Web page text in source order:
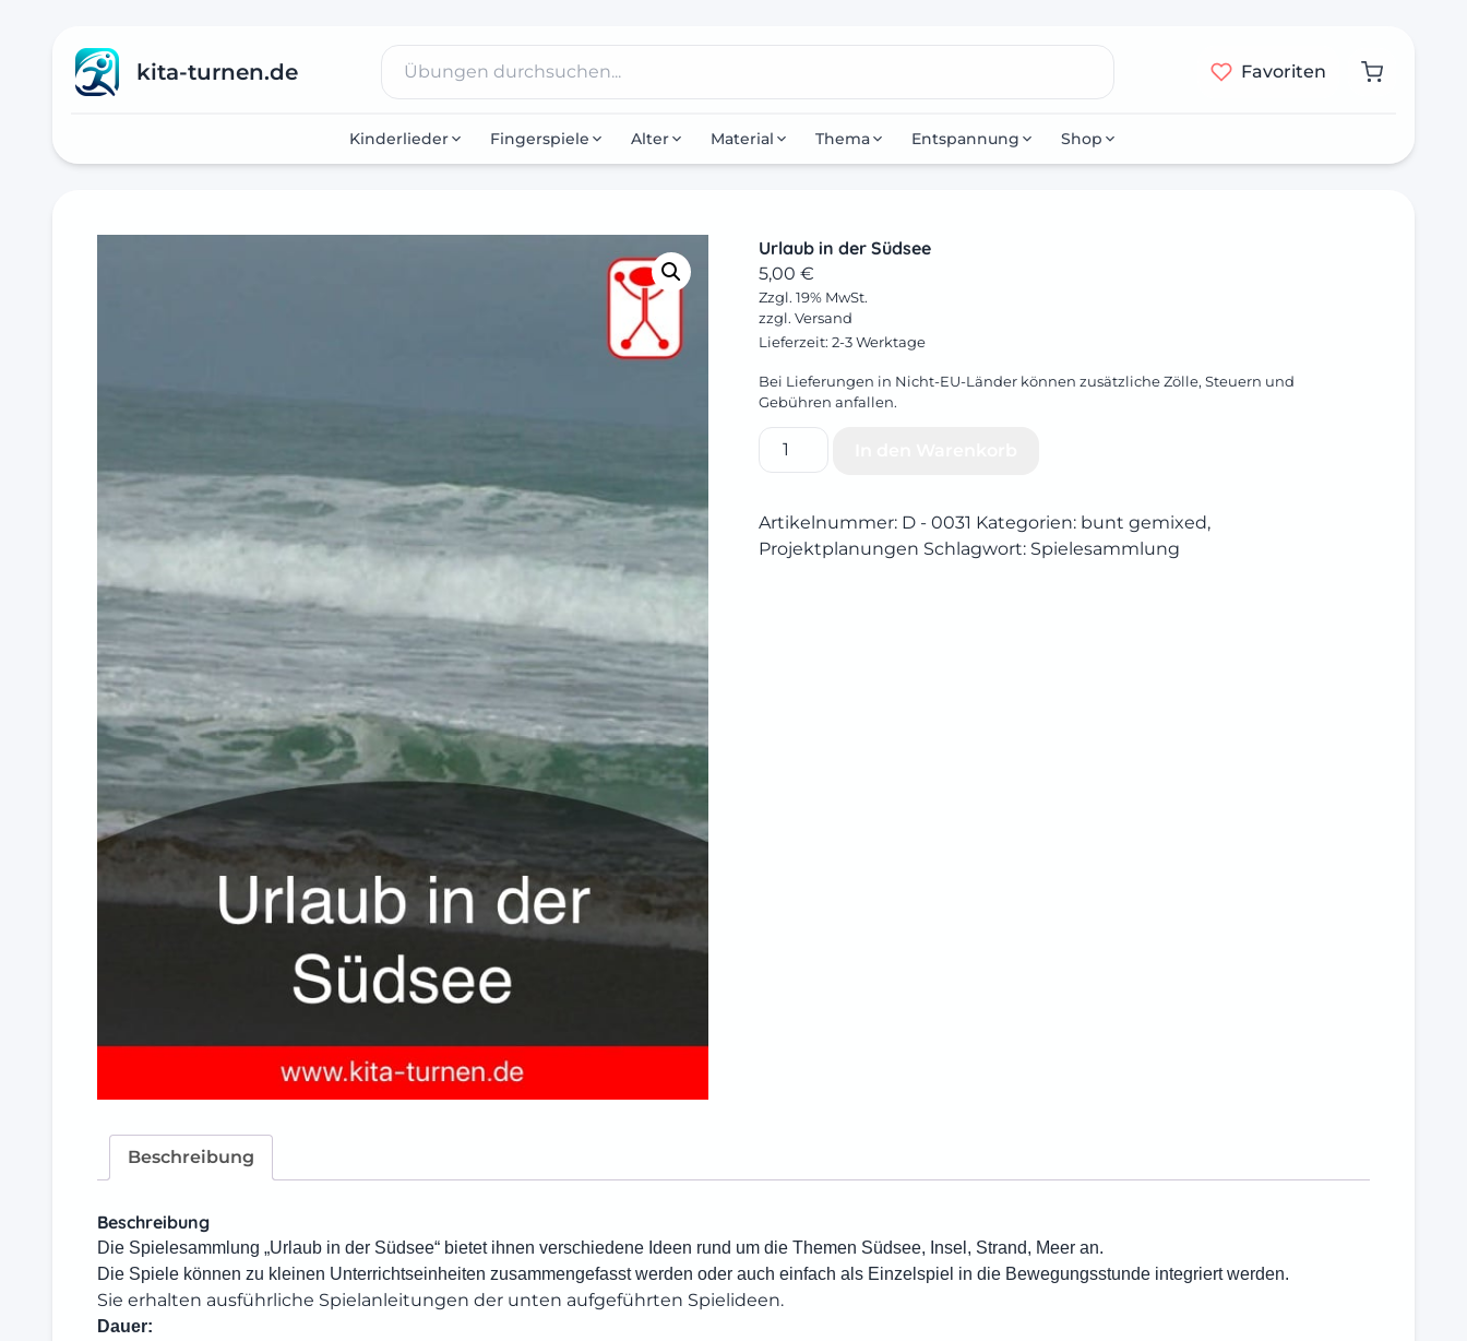
kita-turnen.de Favoriten
Kinderlieder Fingerspiele Alter Material Thema Entspannung Shop
Urlaub in der Südsee
5,00€
Zzgl. 19% MwSt.
zzgl.Versand
Lieferzeit: 2-3 Werktage
Bei Lieferungen in Nicht-EU-Länder können zusätzliche Zölle, Steuern und
Gebühren anfallen.
Urlaub
in
Südsee
Menge
Artikelnummer: D - 0031 Kategorien: bunt gemixed,
Projektplanungen Schlagwort: Spielesammlung
Beschreibung
Beschreibung
Die Spielesammlung „Urlaub in der Südsee“ bietet ihnen verschiedene Ideen rund um die Themen Südsee, Insel, Strand, Meer an.
Die Spiele können zu kleinen Unterrichtseinheiten zusammengefasst werden oder auch einfach als Einzelspiel in die Bewegungsstunde integriert werden.
Sie erhalten ausführliche Spielanleitungen der unten aufgeführten Spielideen.
Dauer: